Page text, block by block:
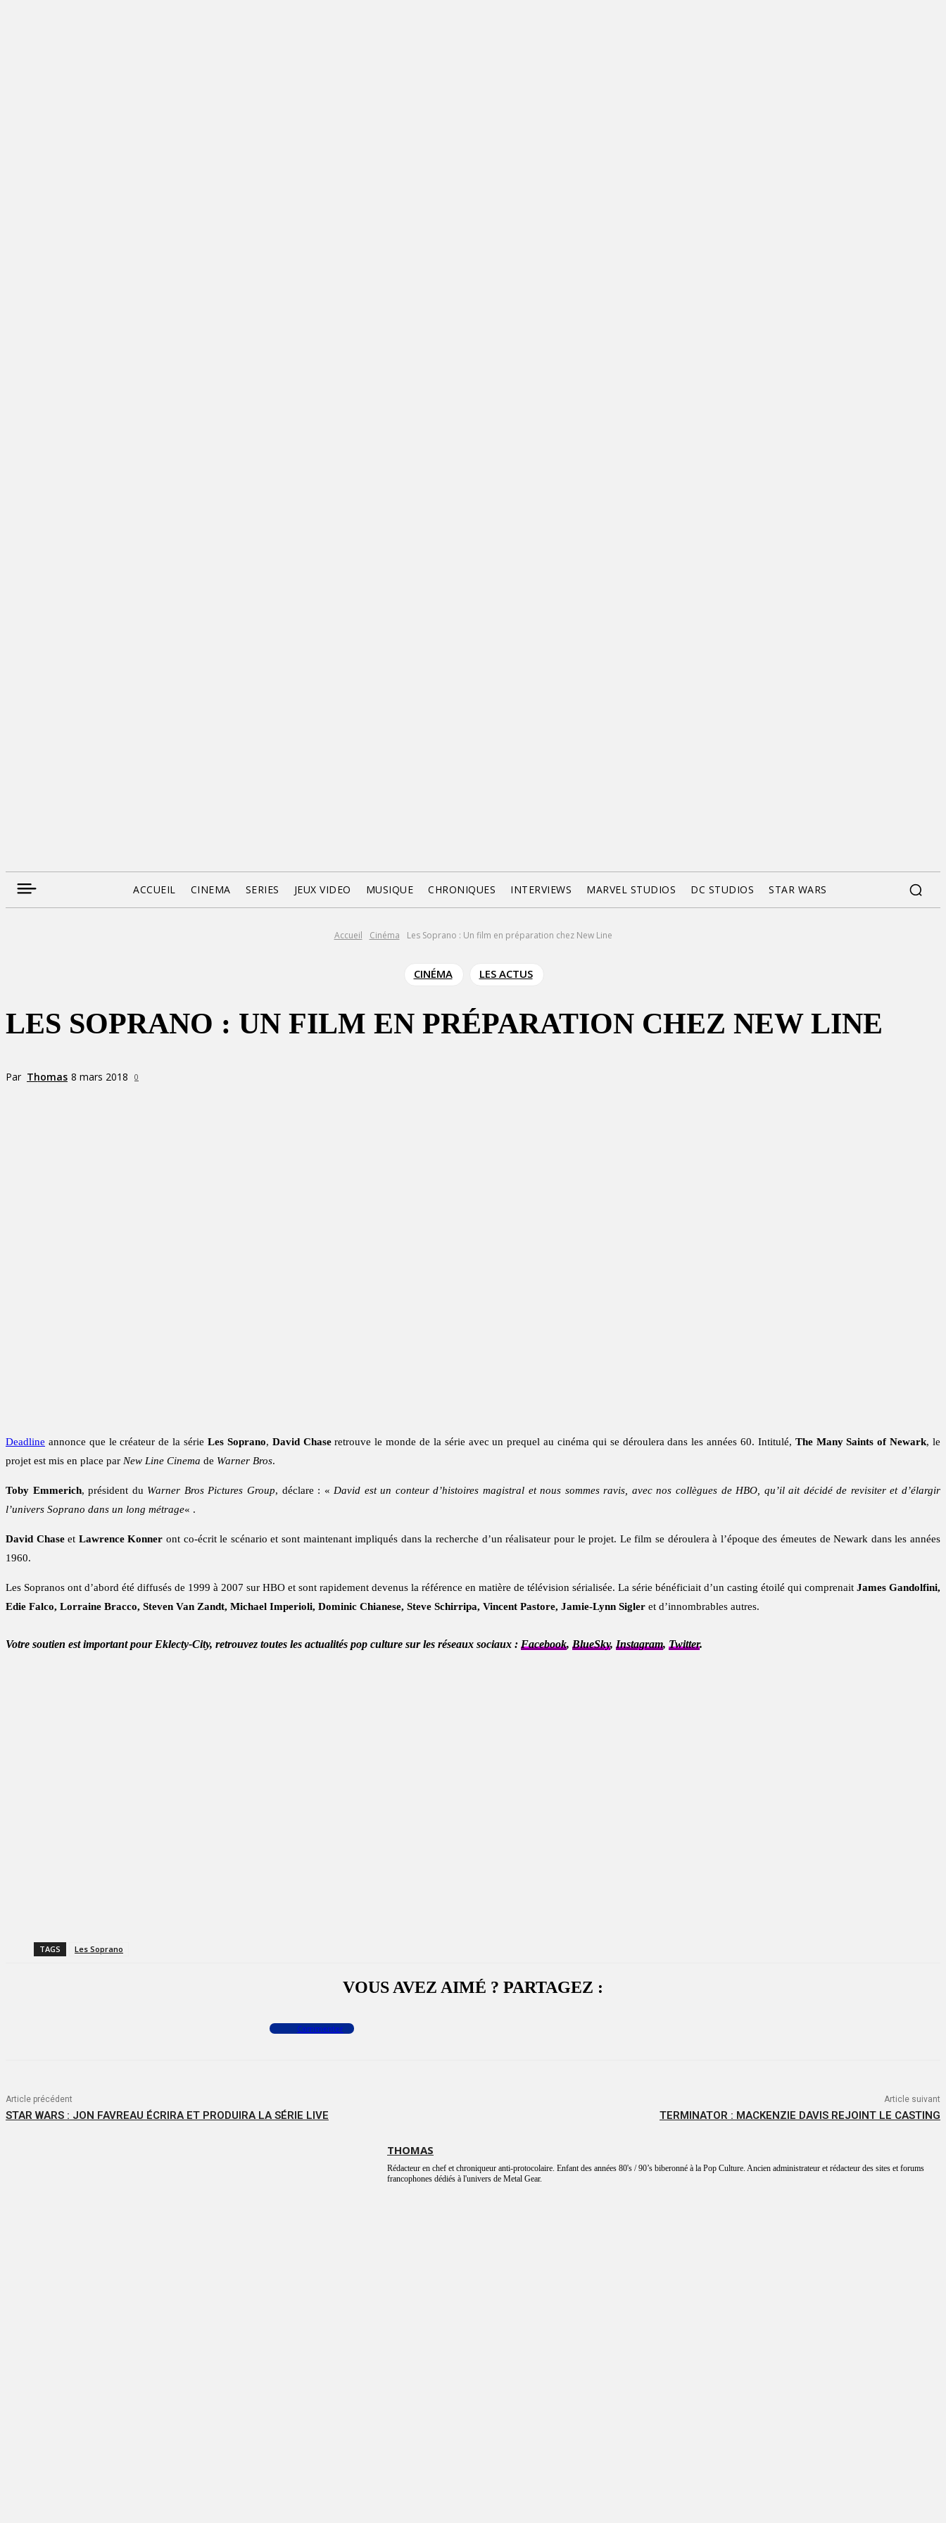
ACCUEIL CINEMA SERIES JEUX VIDEO MUSIQUE CHRONIQUES INTERVIEWS MARVEL STUDIOS DC STUDIOS STAR WARS
Accueil Cinéma Les Soprano : Un film en préparation chez New Line
CINÉMA LES ACTUS
LES SOPRANO : UN FILM EN PRÉPARATION CHEZ NEW LINE
Par Thomas 8 mars 2018 0
Deadline annonce que le créateur de la série Les Soprano, David Chaseretrouve le monde de la série avec un prequel au cinéma qui se déroulera dans les années 60. Intitulé, The Many Saints of Newark, le
projet est mis en place par New Line Cinema de Warner Bros.
Toby Emmerich, président du Warner Bros Pictures Group, déclare : « David est un conteur d’histoires magistral et nous sommes ravis, avec nos collègues de HBO, qu’il ait décidé de revisiter et d’élargir
l’univers Soprano dans un long métrage« .
David Chaseet Lawrence Konner ont co-écrit le scénario et sont maintenant impliqués dans la recherche d’un réalisateur pour le projet. Le film se déroulera à l’époque des émeutes de Newark dans les années
1960.
Les Sopranos ont d’abord été diffusés de 1999 à 2007 sur HBO et sont rapidement devenus la référence en matière de télévision sérialisée. La série bénéficiait d’un casting étoilé qui comprenait James Gandolfini,
Edie Falco, Lorraine Bracco, Steven Van Zandt, Michael Imperioli, Dominic Chianese, Steve Schirripa, Vincent Pastore, Jamie-Lynn Sigler et d’innombrables autres.
Votre soutien est important pour Eklecty-City, retrouvez toutes les actualités pop culture sur les réseaux sociaux : Facebook, BlueSky, Instagram, Twitter.
TAGS Les Soprano
VOUS AVEZ AIMÉ ? PARTAGEZ :
Commenter
Article précédent
STAR WARS : JON FAVREAU ÉCRIRA ET PRODUIRA LA SÉRIE LIVE
Article suivant
TERMINATOR : MACKENZIE DAVIS REJOINT LE CASTING
THOMAS
Rédacteur en chef et chroniqueur anti-protocolaire. Enfant des années 80's / 90’s biberonné à la Pop Culture. Ancien administrateur et rédacteur des sites et forums
francophones dédiés à l'univers de Metal Gear.